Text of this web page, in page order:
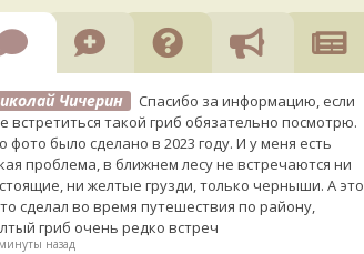
Чичерин
Спасибо за информацию, если
встретиться такой гриб обязательно посмотрю.
фото было сделано в 2023 году. И у меня есть
проблема, в ближнем лесу не встречаются ни
ни желтые грузди, только черныши. А это
сделал во время путешествия по району,
гриб очень редко встреч
назад